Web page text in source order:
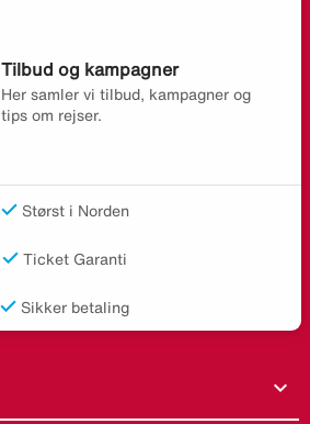
Tilbud og kampagner
Her samler vi tilbud, kampagner og
tips om rejser.
Størst i Norden
Ticket Garanti
Sikker betaling
expand_more